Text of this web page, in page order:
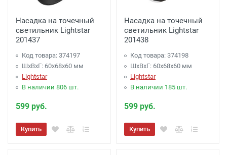
Насадка на точечный
светильник Lightstar
201437
Код товара: 374197
ШхВхГ: 60x68x60 мм
Lightstar
В наличии 806 шт.
599 руб.
Купить
Насадка на точечный
светильник Lightstar
201438
Код товара: 374198
ШхВхГ: 60x68x60 мм
Lightstar
В наличии 185 шт.
599 руб.
Купить